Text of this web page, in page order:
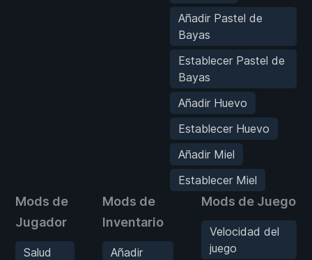
Añadir Pastel de
Bayas
Establecer Pastel de
Bayas
Añadir Huevo
Establecer Huevo
Añadir Miel
Establecer Miel
Mods de
Jugador
Salud
Mods de
Inventario
Añadir
Mods de Juego
Velocidad del
juego